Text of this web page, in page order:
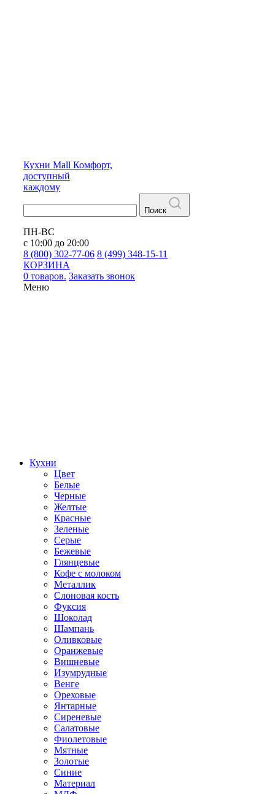
Кухни Mall Комфорт,
доступный
каждому
Поиск
ПН-ВС
с 10:00 до 20:00
8 (800) 302-77-06 8 (499) 348-15-11
КОРЗИНА
0 товаров. Заказать звонок
Меню
Кухни
Цвет
Белые
Черные
Желтые
Красные
Зеленые
Серые
Бежевые
Глянцевые
Кофе с молоком
Металлик
Слоновая кость
Фуксия
Шоколад
Шампань
Оливковые
Оранжевые
Вишневые
Изумрудные
Венге
Ореховые
Янтарные
Сиреневые
Салатовые
Фиолетовые
Мятные
Золотые
Синие
Материал